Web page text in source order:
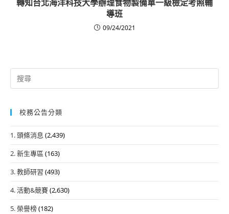
轉知台北海洋科技大學辦理食物製備單一級檢定考照輔
導班
09/24/2021
Search
for:
校務公告分類
1. 頭條消息 (2,439)
2. 新生專區 (163)
3. 教師研習 (493)
4. 活動&競賽(2,630)
5. 榮譽榜(182)